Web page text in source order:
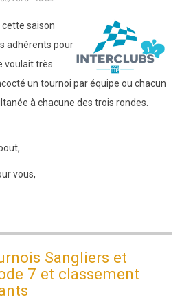
cette saison
adhérents pour
voulait très
un tournoi par équipe ou chacun
à chacune des trois rondes.
vous,
Sangliers et
7 et classement